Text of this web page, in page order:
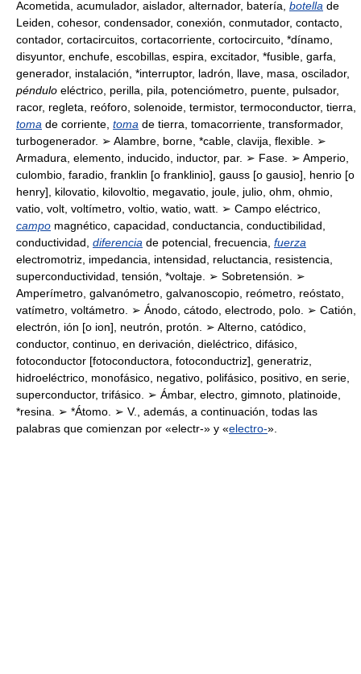
Acometida, acumulador, aislador, alternador, batería, botella de
Leiden, cohesor, condensador, conexión, conmutador, contacto,
contador, cortacircuitos, cortacorriente, cortocircuito, *dínamo,
disyuntor, enchufe, escobillas, espira, excitador, *fusible, garfa,
generador, instalación, *interruptor, ladrón, llave, masa, oscilador,
péndulo eléctrico, perilla, pila, potenciómetro, puente, pulsador,
racor, regleta, reóforo, solenoide, termistor, termoconductor, tierra,
toma de corriente, toma de tierra, tomacorriente, transformador,
turbogenerador. ➢ Alambre, borne, *cable, clavija, flexible. ➢
Armadura, elemento, inducido, inductor, par. ➢ Fase. ➢ Amperio,
culombio, faradio, franklin [o franklinio], gauss [o gausio], henrio [o
henry], kilovatio, kilovoltio, megavatio, joule, julio, ohm, ohmio,
vatio, volt, voltímetro, voltio, watio, watt. ➢ Campo eléctrico,
campo magnético, capacidad, conductancia, conductibilidad,
conductividad, diferencia de potencial, frecuencia, fuerza
electromotriz, impedancia, intensidad, reluctancia, resistencia,
superconductividad, tensión, *voltaje. ➢ Sobretensión. ➢
Amperímetro, galvanómetro, galvanoscopio, reómetro, reóstato,
vatímetro, voltámetro. ➢ Ánodo, cátodo, electrodo, polo. ➢ Catión,
electrón, ión [o ion], neutrón, protón. ➢ Alterno, catódico,
conductor, continuo, en derivación, dieléctrico, difásico,
fotoconductor [fotoconductora, fotoconductriz], generatriz,
hidroeléctrico, monofásico, negativo, polifásico, positivo, en serie,
superconductor, trifásico. ➢ Ámbar, electro, gimnoto, platinoide,
*resina. ➢ *Átomo. ➢ V., además, a continuación, todas las
palabras que comienzan por «electr-» y «electro-».